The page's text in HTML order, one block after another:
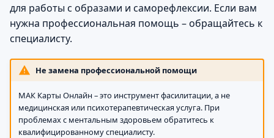
для работы с образами и саморефлексии. Если вам
нужна профессиональная помощь – обращайтесь к
специалисту.
Не замена профессиональной помощи
МАК Карты Онлайн – это инструмент фасилитации, а не
медицинская или психотерапевтическая услуга. При
проблемах с ментальным здоровьем обратитесь к
квалифицированному специалисту.